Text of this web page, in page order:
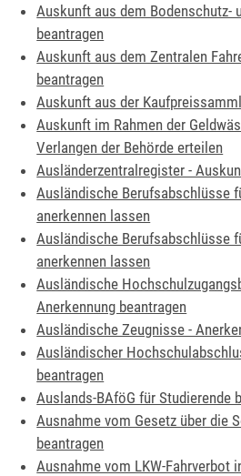
Auskunft aus dem Bodenschutz-
beantragen
Auskunft aus dem Zentralen
beantragen
Auskunft aus der
Auskunft im Rahmen der
Verlangen der Behörde erteilen
Ausländerzentralregister -
Ausländische Berufsabschlüsse
anerkennen lassen
Ausländische Berufsabschlüsse
anerkennen lassen
Ausländische
Anerkennung beantragen
Ausländische Zeugnisse -
Ausländischer
beantragen
Auslands-BAföG für Studierende
Ausnahme vom Gesetz über die
beantragen
Ausnahme vom LKW-Fahrverbot